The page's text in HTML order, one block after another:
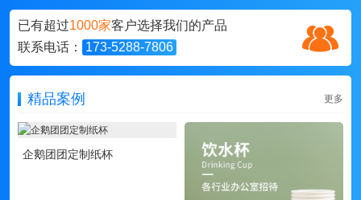
已有超过1000家客户选择我们的产品
联系电话：
173-5288-7806
精品案例 更多
企鹅团团定制纸杯